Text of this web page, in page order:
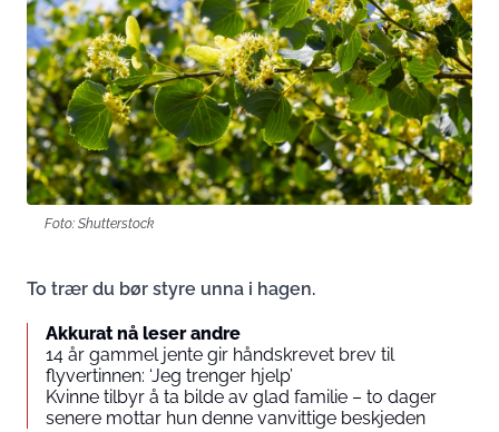
Foto: Shutterstock
To trær du bør styre unna i hagen.
Akkurat nå leser andre
14 år gammel jente gir håndskrevet brev til
flyvertinnen: ‘Jeg trenger hjelp’
Kvinne tilbyr å ta bilde av glad familie – to dager
senere mottar hun denne vanvittige beskjeden